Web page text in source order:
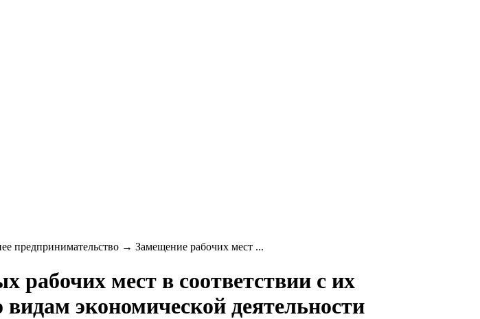
предпринимательство → Замещение рабочих мест ...
рабочих мест в соответствии с их
экономической деятельности